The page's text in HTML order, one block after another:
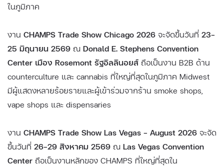
ในภูมิภาค
งาน CHAMPS Trade Show Chicago 2026 จะจัดขึ้นวันที่ 23–
25 มิถุนายน 2569 ณ Donald E. Stephens Convention
Center เมือง Rosemont รัฐอิลลินอยส์ ถือเป็นงาน B2B ด้าน
counterculture และ cannabis ที่ใหญ่ที่สุดในภูมิภาค Midwest
มีผู้แสดงหลายร้อยรายและผู้เข้าร่วมจากร้าน smoke shops,
vape shops และ dispensaries
งาน CHAMPS Trade Show Las Vegas – August 2026 จะจัด
ขึ้นวันที่ 26–29 สิงหาคม 2569 ณ Las Vegas Convention
Center ถือเป็นงานหลักของ CHAMPS ที่ใหญ่ที่สุดใน